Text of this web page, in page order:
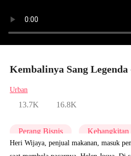
Kembalinya Sang Legenda
Urban
13.7K 16.8K
Perang Bisnis Kebangkitan
Heri Wijaya, penjual makanan, masuk